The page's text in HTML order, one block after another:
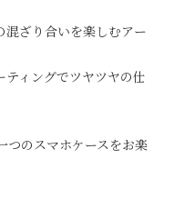
混ざり合いを楽しむアー
ティングでツヤツヤの仕
つのスマホケースをお楽